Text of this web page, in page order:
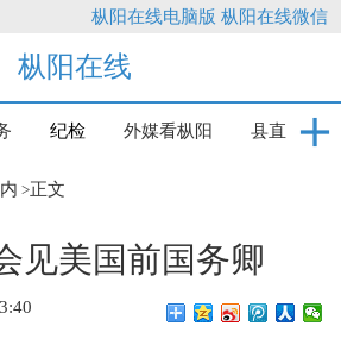
枞阳在线电脑版 枞阳在线微信
枞阳在线
纪检 外媒看枞阳 县直
>正文
见美国前国务卿